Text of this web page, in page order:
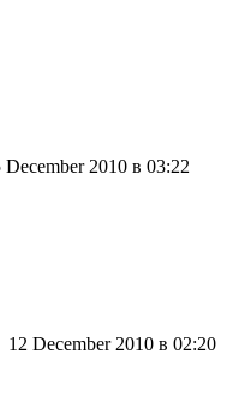
2010 в 03:22
12 December 2010 в 02:20